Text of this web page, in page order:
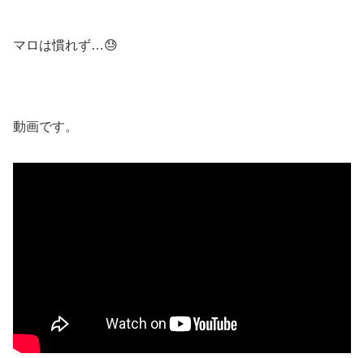
マロは慣れず…😓
動画です。